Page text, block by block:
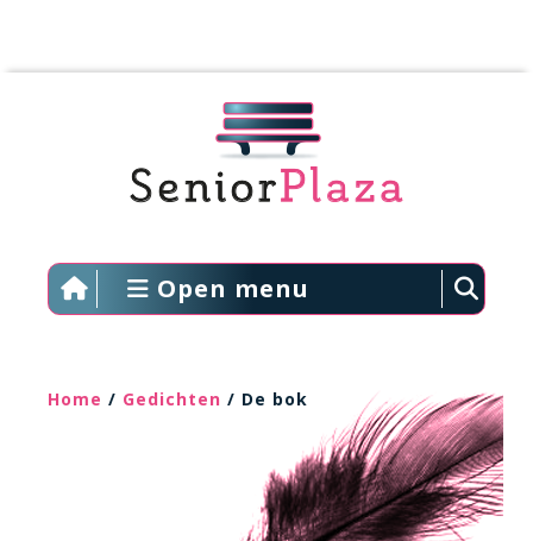
Open menu
Home / Gedichten / De bok